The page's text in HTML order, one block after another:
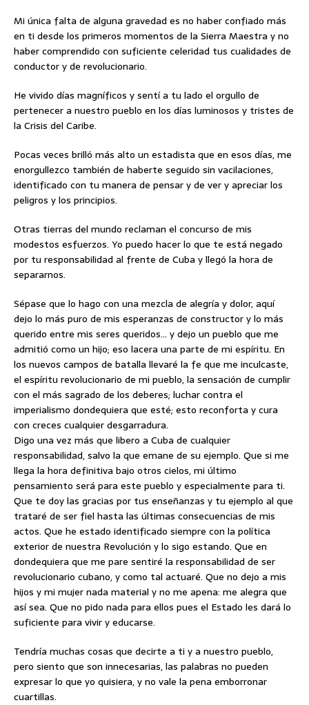
Mi única falta de alguna gravedad es no haber confiado más
en ti desde los primeros momentos de la Sierra Maestra y no
haber comprendido con suficiente celeridad tus cualidades de
conductor y de revolucionario.
He vivido días magníficos y sentí a tu lado el orgullo de
pertenecer a nuestro pueblo en los días luminosos y tristes de
la Crisis del Caribe.
Pocas veces brilló más alto un estadista que en esos días, me
enorgullezco también de haberte seguido sin vacilaciones,
identificado con tu manera de pensar y de ver y apreciar los
peligros y los principios.
Otras tierras del mundo reclaman el concurso de mis
modestos esfuerzos. Yo puedo hacer lo que te está negado
por tu responsabilidad al frente de Cuba y llegó la hora de
separarnos.
Sépase que lo hago con una mezcla de alegría y dolor, aquí
dejo lo más puro de mis esperanzas de constructor y lo más
querido entre mis seres queridos… y dejo un pueblo que me
admitió como un hijo; eso lacera una parte de mi espíritu. En
los nuevos campos de batalla llevaré la fe que me inculcaste,
el espíritu revolucionario de mi pueblo, la sensación de cumplir
con el más sagrado de los deberes; luchar contra el
imperialismo dondequiera que esté; esto reconforta y cura
con creces cualquier desgarradura.
Digo una vez más que libero a Cuba de cualquier
responsabilidad, salvo la que emane de su ejemplo. Que si me
llega la hora definitiva bajo otros cielos, mi último
pensamiento será para este pueblo y especialmente para ti.
Que te doy las gracias por tus enseñanzas y tu ejemplo al que
trataré de ser fiel hasta las últimas consecuencias de mis
actos. Que he estado identificado siempre con la política
exterior de nuestra Revolución y lo sigo estando. Que en
dondequiera que me pare sentiré la responsabilidad de ser
revolucionario cubano, y como tal actuaré. Que no dejo a mis
hijos y mi mujer nada material y no me apena: me alegra que
así sea. Que no pido nada para ellos pues el Estado les dará lo
suficiente para vivir y educarse.
Tendría muchas cosas que decirte a ti y a nuestro pueblo,
pero siento que son innecesarias, las palabras no pueden
expresar lo que yo quisiera, y no vale la pena emborronar
cuartillas.